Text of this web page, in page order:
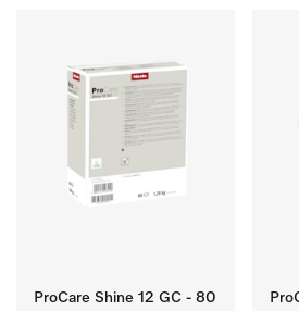
ProCare Shine 12 GC - 80